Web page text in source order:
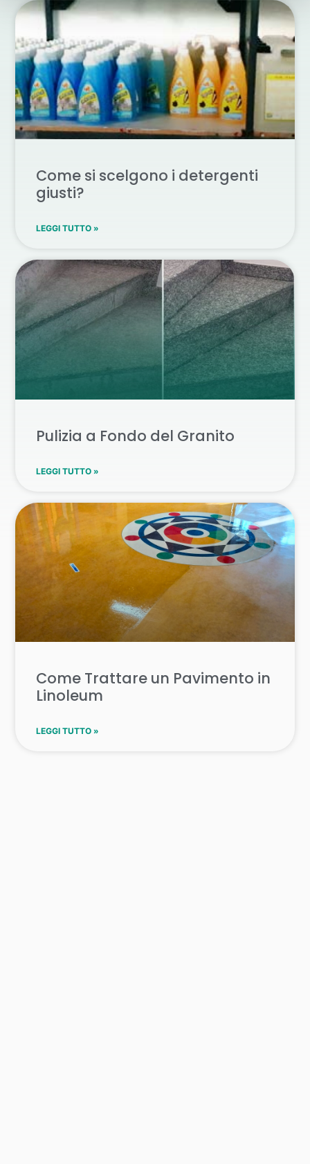
Come si scelgono i detergenti
giusti?
LEGGI TUTTO »
Pulizia a Fondo del Granito
LEGGI TUTTO »
Come Trattare un Pavimento in
Linoleum
LEGGI TUTTO »